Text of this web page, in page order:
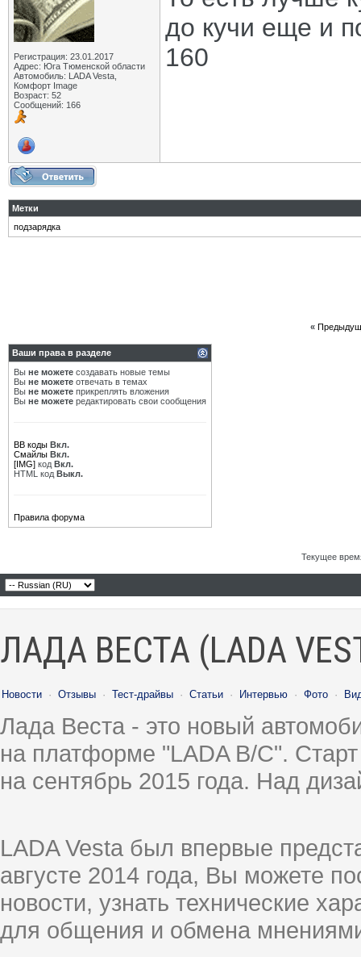
Регистрация: 23.01.2017
Адрес: Юга Тюменской области
Автомобиль: LADA Vesta,
Комфорт Image
Возраст: 52
Сообщений: 166
до кучи еще и
160
Метки
подзарядка
«
Ваши права в разделе
Вы не можете создавать новые темы
Вы не можете отвечать в темах
Вы не можете прикреплять вложения
Вы не можете редактировать свои сообщения
BB коды Вкл.
Смайлы Вкл.
[IMG] код Вкл.
HTML код Выкл.
Правила форума
Текущее
ЛАДА ВЕСТА (LADA
Новости · Отзывы · Тест-драйвы · Статьи · Интервью · Фото ·
Лада Веста - это новый
на платформе "LADA B/C".
на сентябрь 2015 года. Над
LADA Vesta был впервые
августе 2014 года, Вы можете
новости, узнать технические
для общения и обмена